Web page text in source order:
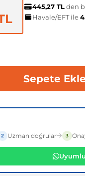
445,27 TLden
Havale/EFT ile
Sepete Ekle
2 Uzman doğrular 3